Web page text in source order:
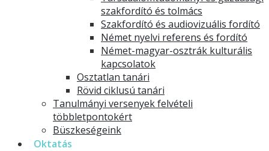
szakfordító és tolmács
Szakfordító és audiovizuális fordító
Német nyelvi referens és fordító
Német-magyar-osztrák kulturális
kapcsolatok
Osztatlan tanári
Rövid ciklusú tanári
Tanulmányi versenyek felvételi
többletpontokért
Büszkeségeink
Oktatás